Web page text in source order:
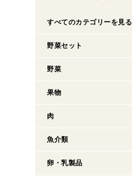
すべてのカテゴリーを見る
野菜セット
野菜
果物
肉
魚介類
卵・乳製品